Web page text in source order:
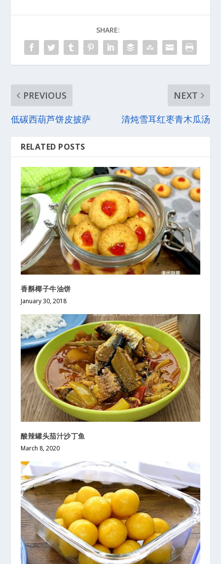
SHARE:
PREVIOUS
低碳西葫芦饼皮披萨
NEXT
清炖雪耳红枣青木瓜汤
RELATED POSTS
香酥椰子牛油饼
January 30, 2018
酸辣罐头茄汁沙丁鱼
March 8, 2020